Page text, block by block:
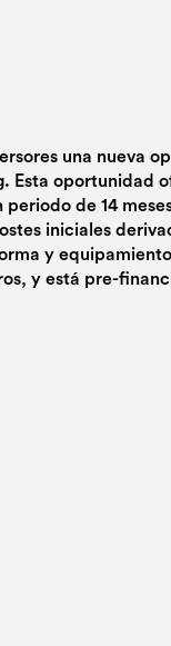
una nueva
Esta oportunidad
periodo de 14
iniciales
y
y está pre-